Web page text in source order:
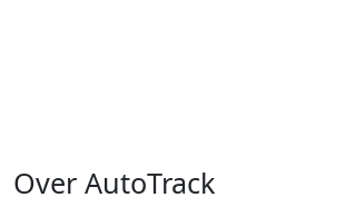
Over AutoTrack